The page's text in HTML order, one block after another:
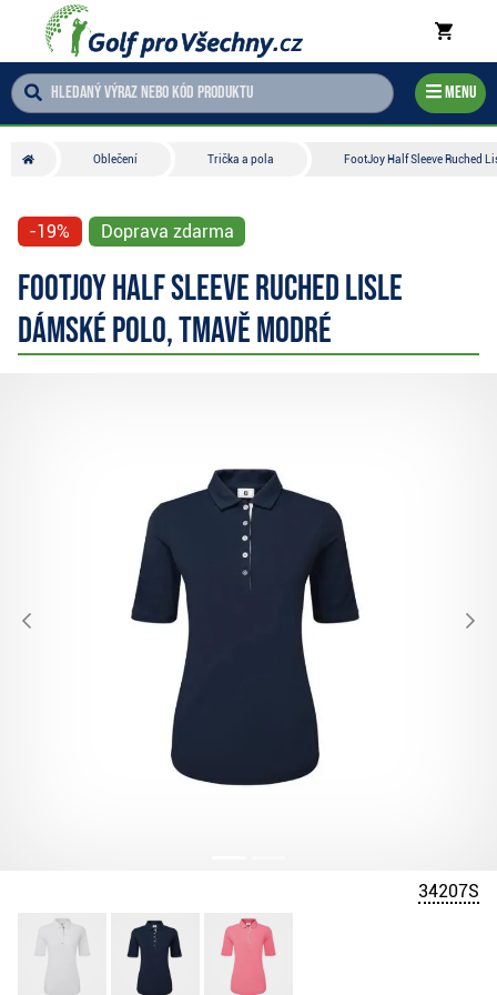
Menu
Oblečení Trička a pola FootJoy Half Sleeve Ruched
-19% Doprava zdarma
FootJoy Half Sleeve Ruched Lisle
dámské polo, tmavě modré
34207S